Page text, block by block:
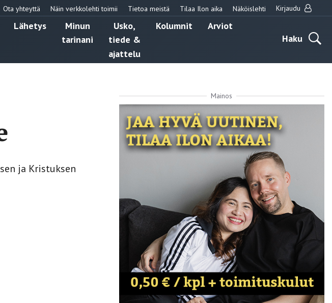
Ota yhteyttä Näin verkkolehti toimii Tietoa meistä Tilaa Ilon aika Näköislehti Kirjaudu
Lähetys
Minun
tarinani
Usko,
tiede &
ajattelu
Kolumnit
Arviot
Haku
ja Kristuksen
Mainos